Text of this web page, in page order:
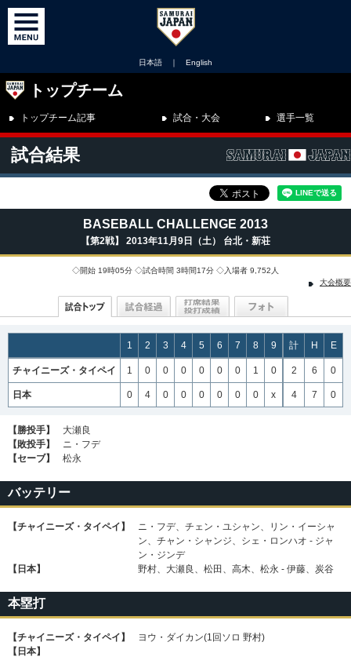
日本語 ｜ English
トップチーム
トップチーム記事 試合・大会 選手一覧
試合結果
BASEBALL CHALLENGE 2013
【第2戦】 2013年11月9日（土） 台北・新荘
◇開始 19時05分 ◇試合時間 3時間17分 ◇入場者 9,752人
大会概要
1 2 3 4 5 6 7 8 9 計 H E
チャイニーズ・タイペイ 1 0 0 0 0 0 0 1 0 2 6 0
日本 0 4 0 0 0 0 0 0 x 4 7 0
【勝投手】
大瀬良
【敗投手】
ニ・フデ
【セーブ】
松永
バッテリー
【チャイニーズ・タイペイ】
ニ・フデ、チェン・ユシャン、リン・イーシャ
ン、チャン・シャンジ、シェ・ロンハオ - ジャ
ン・ジンデ
【日本】
野村、大瀬良、松田、高木、松永 - 伊藤、炭谷
本塁打
【チャイニーズ・タイペイ】
ヨウ・ダイカン(1回ソロ 野村)
【日本】